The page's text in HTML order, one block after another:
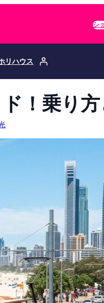
シ
リハウス
！乗り